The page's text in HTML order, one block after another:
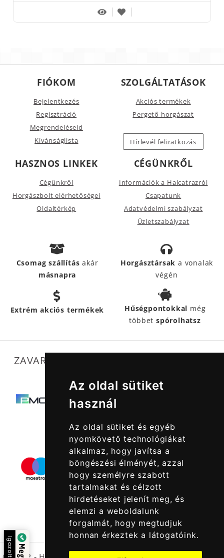
Az oldal sütiket
használ
Az oldal sütiket és egyéb
nyomkövető technológiákat
alkalmaz, hogy javítsa a
böngészési élményét, azzal
hogy személyre szabott
tartalmakat és célzott
hirdetéseket jelenít meg, és
elemzi a weboldalunk
forgalmát, hogy megtudjuk
honnan érkeztek a látogatóink.
FIÓKOM
Bejelentkezés
Regisztráció
Megrendeléseid
Kívánságlista
SZOLGÁLTATÁSOK
Akciós termékek
Pergető horgászat
Hírlevél feliratkozás
HASZNOS LINKEK
Cégünkről
Horgászbolt elérhetőségei
Oldaltérkép
CÉGÜNKRŐL
Információk a Halcatrazról
Csapatunk
Adatvédelmi szabályzat
Üzletszabályzat
Csomag szállításakár
másnapra
Horgásztársak a vonalak
végén
Extrém akciós termékek Hűségpontokkal még
többetspórolhatsz
ZAVARTALAN MŰKÖDÉSÜNKET SEGÍTIK
Igazolta: